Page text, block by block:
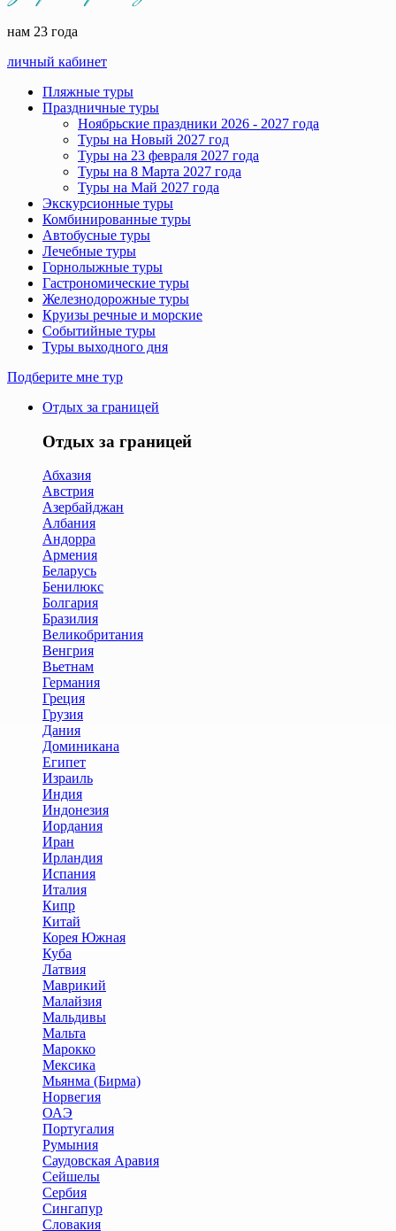
нам 23 года
личный кабинет
Пляжные туры
Праздничные туры
Ноябрьские праздники 2026 - 2027 года
Туры на Новый 2027 год
Туры на 23 февраля 2027 года
Туры на 8 Марта 2027 года
Туры на Май 2027 года
Экскурсионные туры
Комбинированные туры
Автобусные туры
Лечебные туры
Горнолыжные туры
Гастрономические туры
Железнодорожные туры
Круизы речные и морские
Событийные туры
Туры выходного дня
Подберите мне тур
Отдых за границей
Отдых за границей
Абхазия
Австрия
Азербайджан
Албания
Андорра
Армения
Беларусь
Бенилюкс
Болгария
Бразилия
Великобритания
Венгрия
Вьетнам
Германия
Греция
Грузия
Дания
Доминикана
Египет
Израиль
Индия
Индонезия
Иордания
Иран
Ирландия
Испания
Италия
Кипр
Китай
Корея Южная
Куба
Латвия
Маврикий
Малайзия
Мальдивы
Мальта
Марокко
Мексика
Мьянма (Бирма)
Норвегия
ОАЭ
Португалия
Румыния
Саудовская Аравия
Сейшелы
Сербия
Сингапур
Словакия